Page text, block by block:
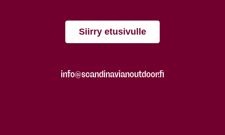
Siirry etusivulle
info@scandinavianoutdoor.fi